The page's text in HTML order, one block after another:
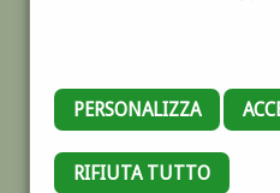
PERSONALIZZA
RIFIUTA TUTTO